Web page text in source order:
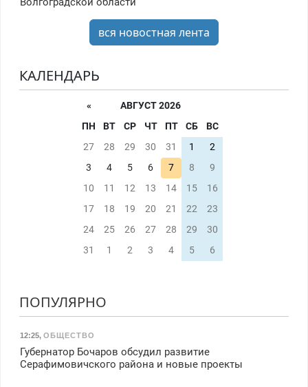
вся новостная лента
КАЛЕНДАРЬ
«
АВГУСТ 2026
ПН
ВТ СР ЧТ ПТ СБ
ВС
27
28 29 30 31 1
2
3
4 5 6 7 8
9
10
11 12 13 14 15
16
17
18 19 20 21 22
23
24
25 26 27 28 29
30
31
1 2 3 4 5 6
ПОПУЛЯРНО
12:25, ОБЩЕСТВО
Губернатор Бочаров обсудил развитие
Серафимовичского района и новые проекты